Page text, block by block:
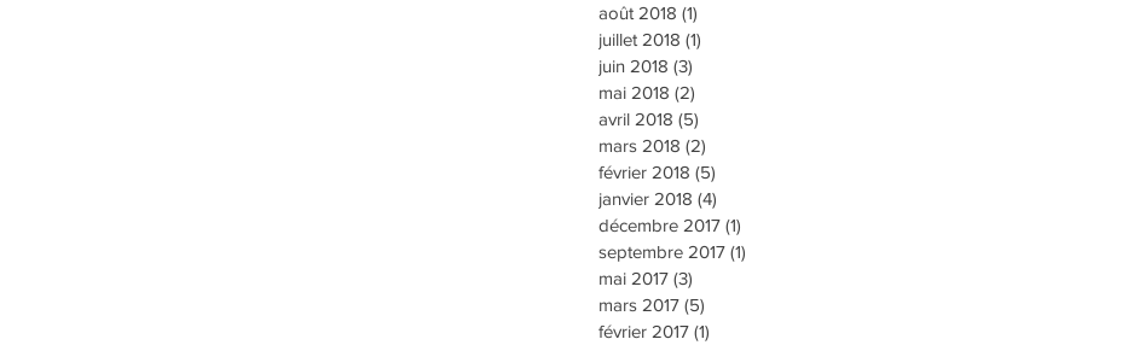
août 2018 (1)
juillet 2018 (1)
juin 2018 (3)
mai 2018 (2)
avril 2018 (5)
mars 2018 (2)
février 2018 (5)
janvier 2018 (4)
décembre 2017 (1)
septembre 2017 (1)
mai 2017 (3)
mars 2017 (5)
février 2017 (1)